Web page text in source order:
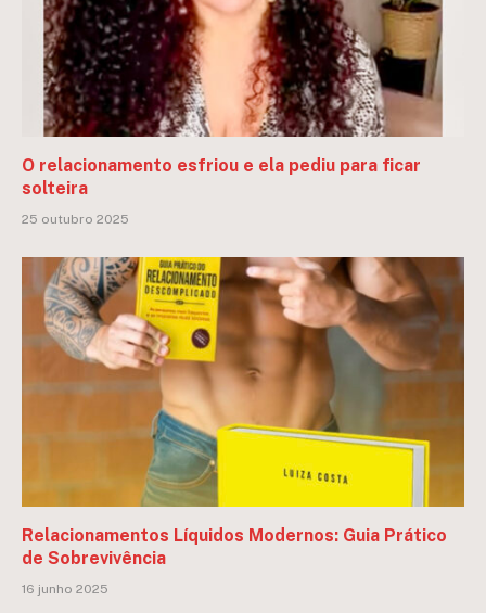
O relacionamento esfriou e ela pediu para ficar
solteira
25 outubro 2025
Relacionamentos Líquidos Modernos: Guia Prático
de Sobrevivência
16 junho 2025